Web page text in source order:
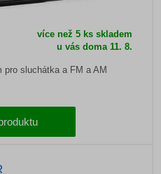
více než 5 ks skladem
u vás doma11. 8.
pro sluchátka a FM a AM